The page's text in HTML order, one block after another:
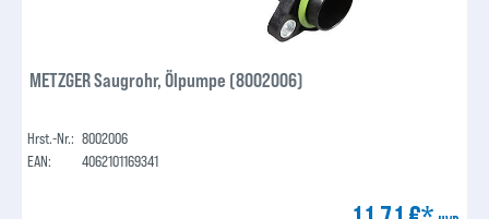
METZGER Saugrohr, Ölpumpe (8002006)
Hrst.-Nr.: 8002006
EAN:
4062101169341